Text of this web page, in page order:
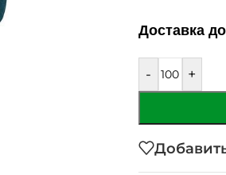
Доставка
- +